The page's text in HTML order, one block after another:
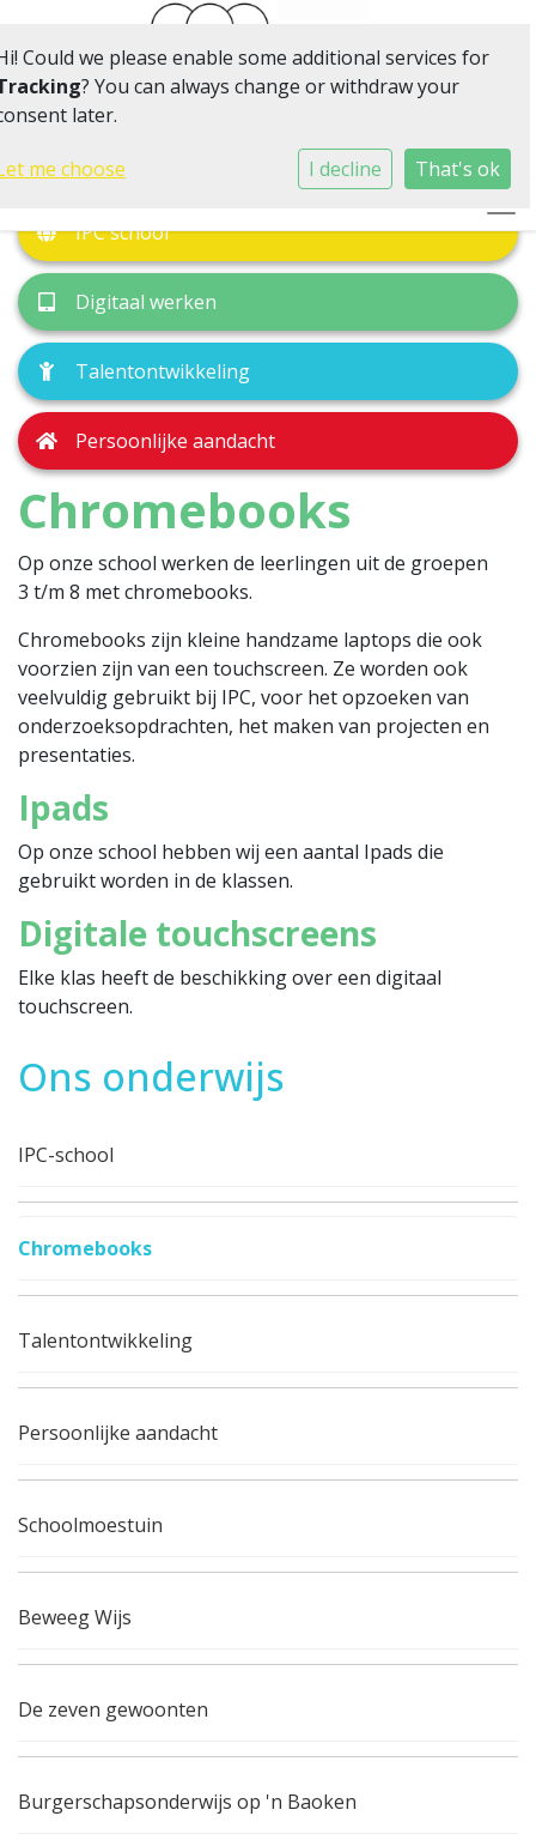
Klein van omvang, volop in beweging
IPC school
Digitaal werken
Talentontwikkeling
Persoonlijke aandacht
Chromebooks
Op onze school werken de leerlingen uit de groepen
3 t/m 8 met chromebooks.
Chromebooks zijn kleine handzame laptops die ook
voorzien zijn van een touchscreen. Ze worden ook
veelvuldig gebruikt bij IPC, voor het opzoeken van
onderzoeksopdrachten, het maken van projecten en
presentaties.
Ipads
Op onze school hebben wij een aantal Ipads die
gebruikt worden in de klassen.
Digitale touchscreens
Elke klas heeft de beschikking over een digitaal
touchscreen.
Ons onderwijs
IPC-school
Chromebooks
Talentontwikkeling
Persoonlijke aandacht
Schoolmoestuin
Beweeg Wijs
De zeven gewoonten
Burgerschapsonderwijs op 'n Baoken
Could we please enable some additional services for
? You can always change or withdraw your
later.
me choose I decline That's ok